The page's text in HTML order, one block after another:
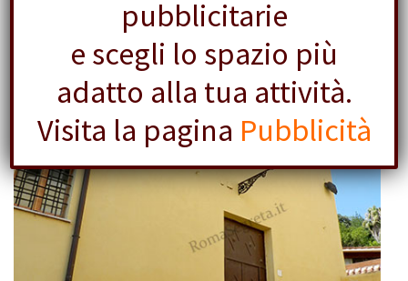
pubblicitarie
e scegli lo spazio più
adatto alla tua attività.
Visita la pagina Pubblicità